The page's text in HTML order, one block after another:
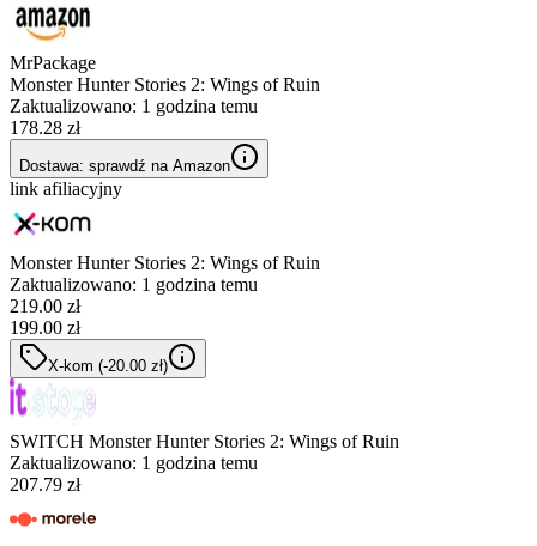
MrPackage
Monster Hunter Stories 2: Wings of Ruin
Zaktualizowano: 1 godzina temu
178.28 zł
Dostawa: sprawdź na Amazon
link afiliacyjny
Monster Hunter Stories 2: Wings of Ruin
Zaktualizowano: 1 godzina temu
219.00 zł
199.00 zł
X-kom (-20.00 zł)
SWITCH Monster Hunter Stories 2: Wings of Ruin
Zaktualizowano: 1 godzina temu
207.79 zł